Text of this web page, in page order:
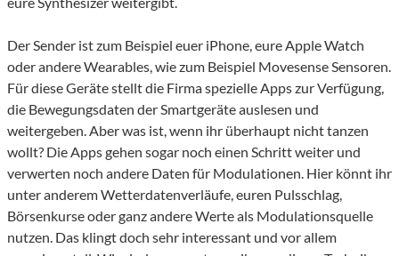
Der Sender ist zum Beispiel euer iPhone, eure Apple Watch
oder andere Wearables, wie zum Beispiel Movesense Sensoren.
Für diese Geräte stellt die Firma spezielle Apps zur Verfügung,
die Bewegungsdaten der Smartgeräte auslesen und
weitergeben. Aber was ist, wenn ihr überhaupt nicht tanzen
wollt? Die Apps gehen sogar noch einen Schritt weiter und
verwerten noch andere Daten für Modulationen. Hier könnt ihr
unter anderem Wetterdatenverläufe, euren Pulsschlag,
Börsenkurse oder ganz andere Werte als Modulationsquelle
nutzen. Das klingt doch sehr interessant und vor allem